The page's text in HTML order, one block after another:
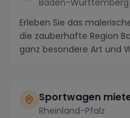
Baden-Württemberg
Erleben Sie das
die zauberhafte Region
ganz besondere Art und
Sportwagen
Rheinland-Pfalz